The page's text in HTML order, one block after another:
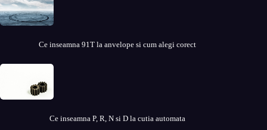
Ce inseamna 91T la anvelope si cum alegi corect
Ce inseamna P, R, N si D la cutia automata